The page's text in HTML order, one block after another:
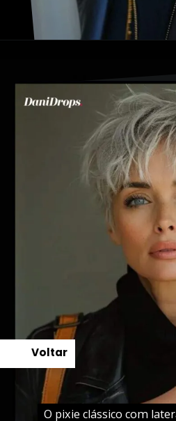
O pixie clássico com
O pixie clássico com
Voltar